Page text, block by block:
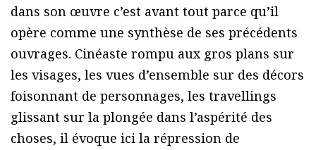
dans son œuvre c’est avant tout parce qu’il
opère comme une synthèse de ses précédents
ouvrages. Cinéaste rompu aux gros plans sur
les visages, les vues d’ensemble sur des décors
foisonnant de personnages, les travellings
glissant sur la plongée dans l’aspérité des
choses, il évoque ici la répression de